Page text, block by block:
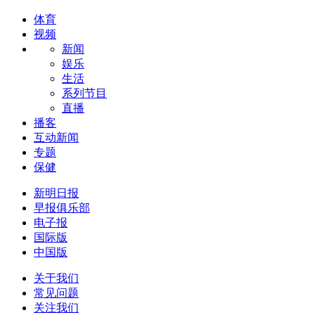
体育
视频
新闻
娱乐
生活
系列节目
直播
播客
互动新闻
专题
保健
新明日报
早报俱乐部
电子报
国际版
中国版
关于我们
常见问题
关注我们